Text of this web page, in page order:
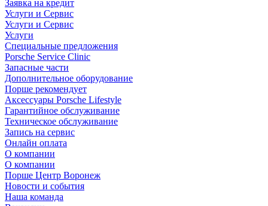
Заявка на кредит
Услуги и Сервис
Услуги и Сервис
Услуги
Специальные предложения
Porsche Service Clinic
Запасные части
Дополнительное оборудование
Порше рекомендует
Аксессуары Porsche Lifestyle
Гарантийное обслуживание
Техническое обслуживание
Запись на сервис
Онлайн оплата
О компании
О компании
Порше Центр Воронеж
Новости и события
Наша команда